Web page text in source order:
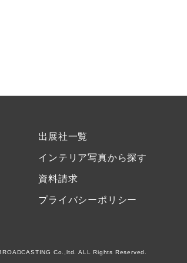
出展社一覧
インテリア写真から探す
資料請求
プライバシーポリシー
Co.,ltd. ALL Rights Reserved.